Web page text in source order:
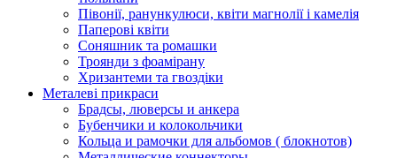
Півонії, ранункулюси, квіти магнолії і камелія
Паперові квіти
Соняшник та ромашки
Троянди з фоамірану
Хризантеми та гвоздіки
Металеві прикраси
Брадсы, люверсы и анкера
Бубенчики и колокольчики
Кольца и рамочки для альбомов ( блокнотов)